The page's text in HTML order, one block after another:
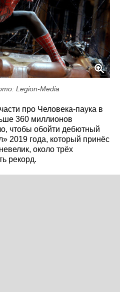
Legion-Media
про Человека-паука в
360 миллионов
чтобы обойти дебютный
2019 года, который принёс
около трёх
рекорд.